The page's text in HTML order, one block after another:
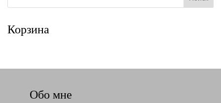
Корзина
Обо мне